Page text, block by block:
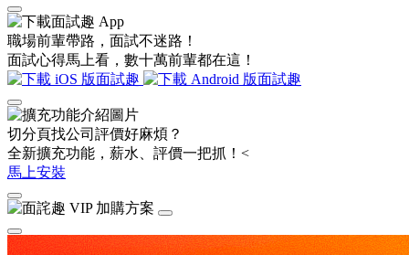
職場前輩帶路，面試不迷路！
面試心得馬上看，數十萬前輩都在這！
切分頁找公司評價好麻煩？
全新擴充功能，薪水、評價一把抓！<
馬上安裝